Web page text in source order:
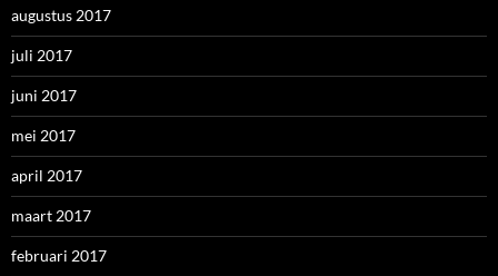
augustus 2017
juli 2017
juni 2017
mei 2017
april 2017
maart 2017
februari 2017